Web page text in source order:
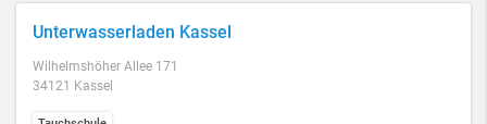
Unterwasserladen Kassel
Wilhelmshöher Allee 171
34121 Kassel